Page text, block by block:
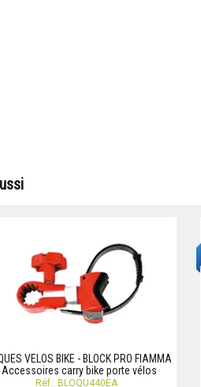
VELOS BIKE - BLOCK PRO FIAMMA
Accessoires carry bike porte vélos
Réf.: BLOQU440EA